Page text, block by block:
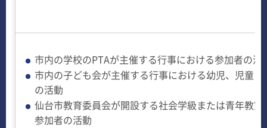
市内の学校のPTAが主催する行事における参加者の活
市内の子ども会が主催する行事における幼児、児童ま
の活動
仙台市教育委員会が開設する社会学級または青年教室
参加者の活動